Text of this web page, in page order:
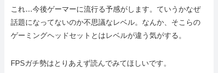
これ…今後ゲーマーに流行る予感がします。ていうかなぜ
話題になってないのか不思議なレベル。なんか、そこらの
ゲーミングヘッドセットとはレベルが違う気がする。
FPSガチ勢はとりあえず読んでみてほしいです。